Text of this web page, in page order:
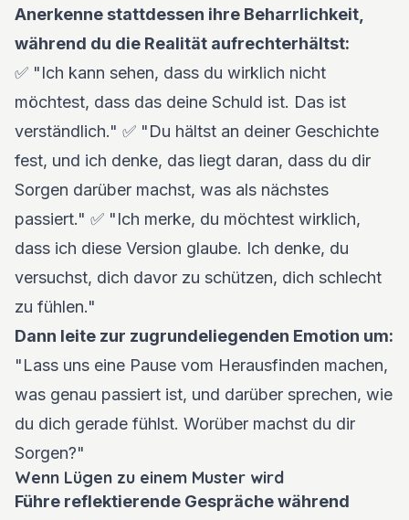
Anerkenne stattdessen ihre Beharrlichkeit,
während du die Realität aufrechterhältst:
✅ "Ich kann sehen, dass du wirklich nicht
möchtest, dass das deine Schuld ist. Das ist
verständlich." ✅ "Du hältst an deiner Geschichte
fest, und ich denke, das liegt daran, dass du dir
Sorgen darüber machst, was als nächstes
passiert." ✅ "Ich merke, du möchtest wirklich,
dass ich diese Version glaube. Ich denke, du
versuchst, dich davor zu schützen, dich schlecht
zu fühlen."
Dann leite zur zugrundeliegenden Emotion um:
"Lass uns eine Pause vom Herausfinden machen,
was genau passiert ist, und darüber sprechen, wie
du dich gerade fühlst. Worüber machst du dir
Sorgen?"
Wenn Lügen zu einem Muster wird
Führe reflektierende Gespräche während